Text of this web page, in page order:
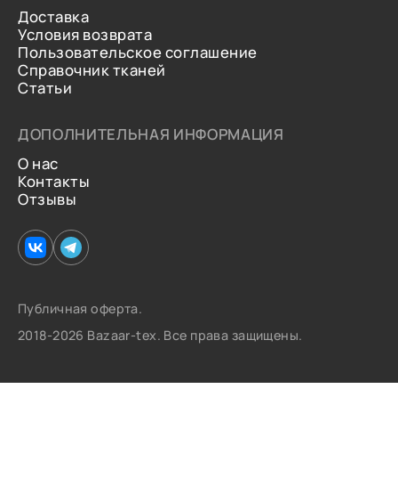
Доставка
Условия возврата
Пользовательское соглашение
Справочник тканей
Статьи
ДОПОЛНИТЕЛЬНАЯ ИНФОРМАЦИЯ
О нас
Контакты
Отзывы
Публичная оферта.
2018-2026 Bazaar-tex. Все права защищены.